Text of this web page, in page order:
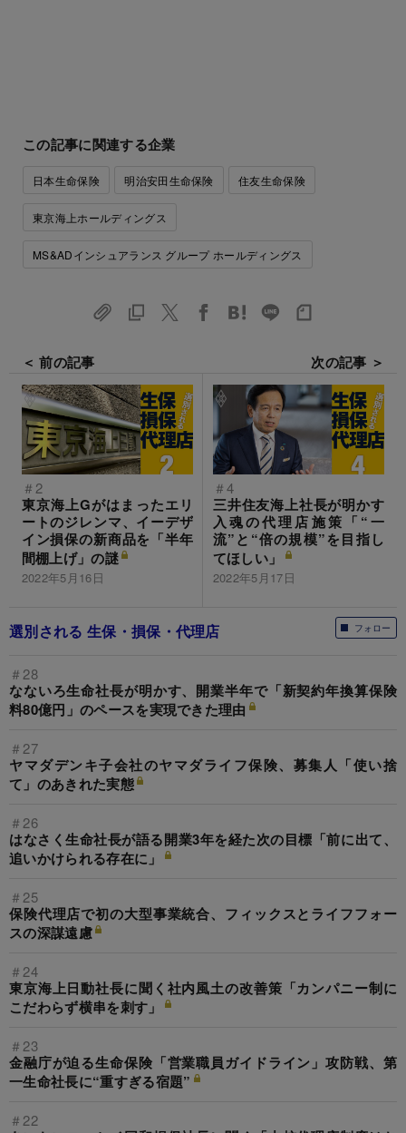
この記事に関連する企業
日本生命保険 明治安田生命保険 住友生命保険
東京海上ホールディングス
MS&ADインシュアランス グループ ホールディングス
＜ 前の記事
＃2
東京海上Gがはまったエリ
ートのジレンマ、イーデザ
イン損保の新商品を「半年
間棚上げ」の謎
2022年5月16日
次の記事 ＞
＃4
三井住友海上社長が明かす
入魂の代理店施策「“一
流”と“倍の規模”を目指し
てほしい」
2022年5月17日
フォロー
選別される 生保・損保・代理店
＃28
なないろ生命社長が明かす、開業半年で「新契約年換算保険
料80億円」のペースを実現できた理由
＃27
ヤマダデンキ子会社のヤマダライフ保険、募集人「使い捨
て」のあきれた実態
＃26
はなさく生命社長が語る開業3年を経た次の目標「前に出て、
追いかけられる存在に」
＃25
保険代理店で初の大型事業統合、フィックスとライフフォー
スの深謀遠慮
＃24
東京海上日動社長に聞く社内風土の改善策「カンパニー制に
こだわらず横串を刺す」
＃23
金融庁が迫る生命保険「営業職員ガイドライン」攻防戦、第
一生命社長に“重すぎる宿題”
＃22